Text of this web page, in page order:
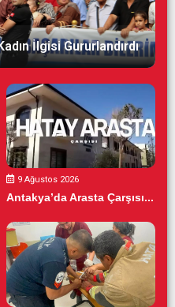
İlgisi Gururlandırdı
9 Ağustos 2026
Antakya’da Arasta Çarşısı...